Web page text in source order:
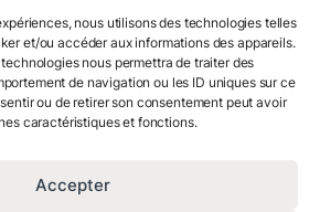
nous utilisons des technologies telles
et/ou accéder aux informations des appareils.
nous permettra de traiter des
de navigation ou les ID uniques sur ce
ou de retirer son consentement peut avoir
caractéristiques et fonctions.
Accepter